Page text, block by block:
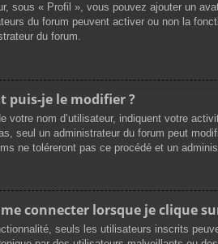
sous « Profil », vous pouvez ajouter un
du forum peuvent activer ou non la
du forum.
puis-je le modifier ?
votre nom d’utilisateur, indiquent votre
seul un administrateur du forum peut
ne toléreront pas ce procédé et un
connecter lorsque je clique
seuls les utilisateurs inscrits